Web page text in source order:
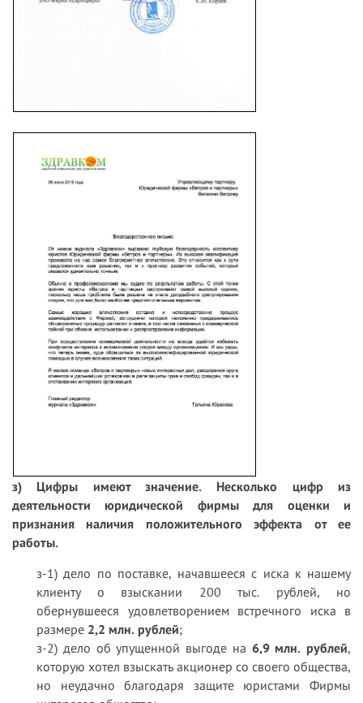
з) Цифры имеют значение. Несколько цифр из
деятельности юридической фирмы для оценки и
признания наличия положительного эффекта от ее
работы.
з-1) дело по поставке, начавшееся с иска к нашему
клиенту о взыскании 200 тыс. рублей, но
обернувшееся удовлетворением встречного иска в
размере 2,2 млн. рублей;
з-2) дело об упущенной выгоде на 6,9 млн. рублей,
которую хотел взыскать акционер со своего общества,
но неудачно благодаря защите юристами Фирмы